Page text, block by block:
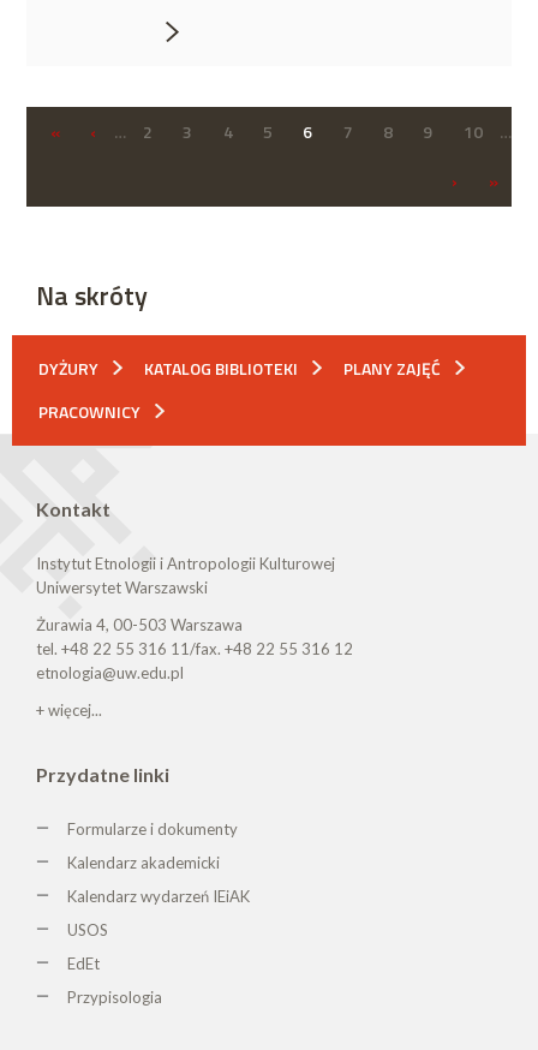
« ‹ … 2 3 4 5 6 7 8 9 10
…
›
»
Na skróty
DYŻURY KATALOG BIBLIOTEKI
PLANY ZAJĘĆ
PRACOWNICY
Kontakt
Instytut Etnologii i Antropologii Kulturowej
Uniwersytet Warszawski
Żurawia 4, 00-503 Warszawa
tel. +48 22 55 316 11/fax. +48 22 55 316 12
etnologia@uw.edu.pl
+ więcej...
Przydatne linki
Formularze i dokumenty
Kalendarz akademicki
Kalendarz wydarzeń IEiAK
USOS
EdEt
Przypisologia